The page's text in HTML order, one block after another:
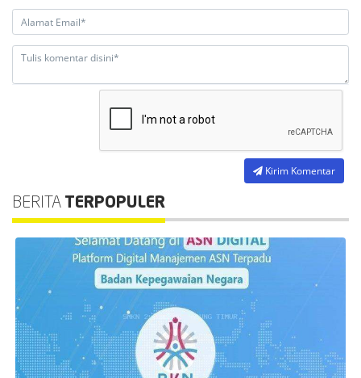
Kirim Komentar
BERITA TERPOPULER